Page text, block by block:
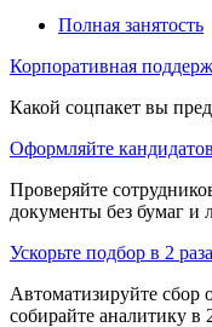
Полная занятость
Корпоративная
Какой соцпакет вы
Оформляйте
Проверяйте
документы без бумаг и
Ускорьте подбор в 2
Автоматизируйте сбор
собирайте аналитику в